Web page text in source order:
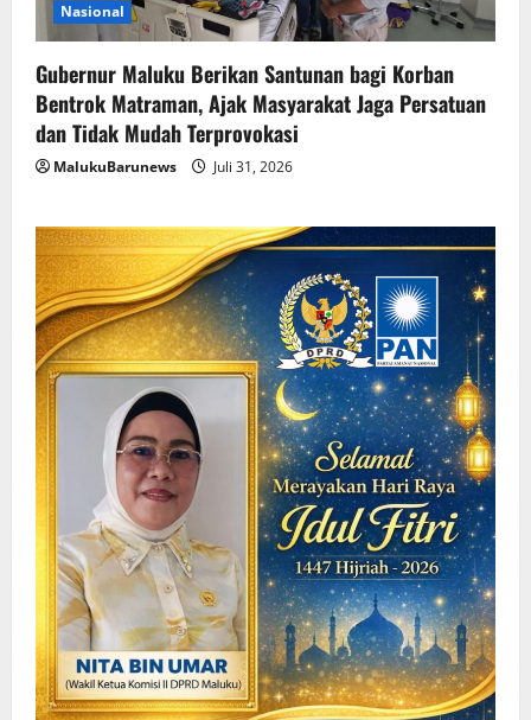
Nasional
Gubernur Maluku Berikan Santunan bagi Korban
Bentrok Matraman, Ajak Masyarakat Jaga Persatuan
dan Tidak Mudah Terprovokasi
MalukuBarunews Juli 31, 2026